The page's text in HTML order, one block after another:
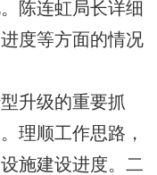
陈连虹局长详细
度等方面的情况
升级的重要抓
理顺工作思路，
施建设进度。二